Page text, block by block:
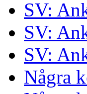
SV:
SV:
SV:
Några